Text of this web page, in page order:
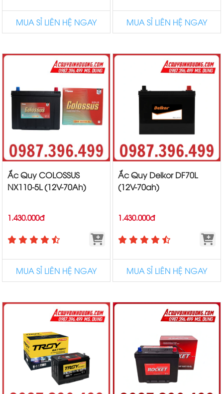
MUA SỈ LIÊN HỆ NGAY MUA SỈ LIÊN HỆ NGAY
Ắc Quy COLOSSUS
NX110-5L (12V-70Ah)
1.430.000đ
MUA SỈ LIÊN HỆ NGAY
Ắc Quy Delkor DF70L
(12V-70ah)
1.430.000đ
MUA SỈ LIÊN HỆ NGAY